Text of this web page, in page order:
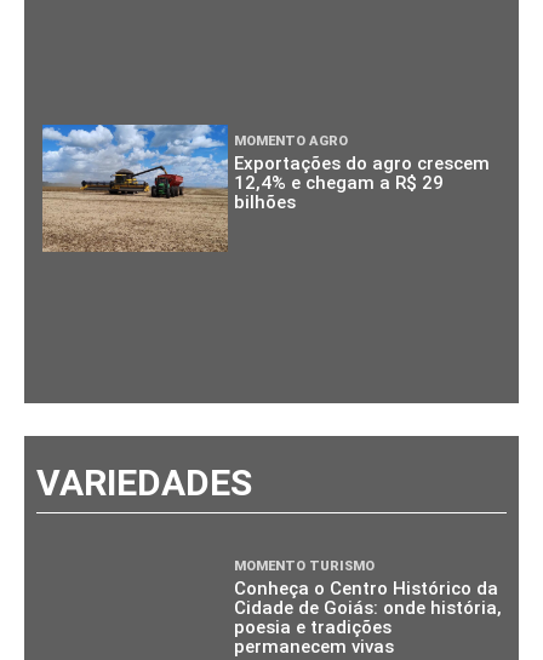
MOMENTO AGRO
Exportações do agro crescem
12,4% e chegam a R$ 29
bilhões
VARIEDADES
MOMENTO TURISMO
Conheça o Centro Histórico da
Cidade de Goiás: onde história,
poesia e tradições
permanecem vivas